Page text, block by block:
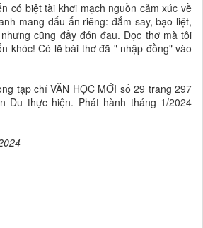
có biệt tài khơi mạch nguồn cảm xúc về
mang dấu ấn riêng: đắm say, bạo liệt,
cũng đầy đớn đau. Đọc thơ mà tôi
khóc! Có lẽ bài thơ đã " nhập đồng" vào
tạp chí VĂN HỌC MỚI số 29 trang 297
Du thực hiện. Phát hành tháng 1/2024